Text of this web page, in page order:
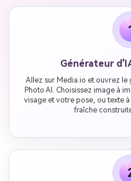
Générateur
Allez sur Media.io et ouvrez le
Photo AI. Choisissez image à
visage et votre pose, ou texte
fraîche